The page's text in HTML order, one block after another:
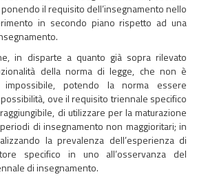
il requisito dell’insegnamento nello
in secondo piano rispetto ad una
in disparte a quanto già sopra rilevato
della norma di legge, che non è
potendo la norma essere
ove il requisito triennale specifico
di utilizzare per la maturazione
di insegnamento non maggioritari; in
la prevalenza dell’esperienza di
specifico in uno all’osservanza del
di insegnamento.